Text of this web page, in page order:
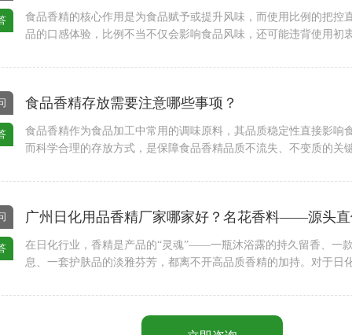
食品香精的核心作用是为食品赋予或提升风味，而使用比例的把控
品的口感体验，比例不当不仅会影响食品风味，还可能违背使用初
致风味失衡，其实食品香精使用比例的把控有章......
食品香精存放需要注意哪些事项？
食品香精作为食品加工中常用的调味原料，其品质稳定性直接影响
而科学合理的存放方式，是保障食品香精品质不流失、不变质的关
仅影响使用效果，还可能造成浪费。其实，食品香精......
广州日化用品香精厂家哪家好？名花香料——源头
在日化行业，香精是产品的“灵魂”——一瓶沐浴露的持久留香、一
息、一套护肤品的淡雅芬芳，都离不开高品质香精的加持。对于日
牌口碑的沉淀。作为深耕香精领域20余年的广......